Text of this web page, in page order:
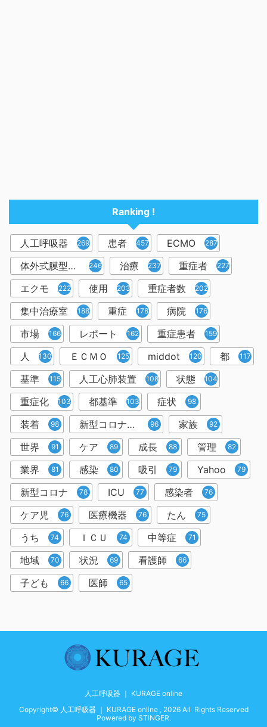
Ranking !
人工呼吸器 2698 患者 457 ECMO 287
体外式膜型人工肺 246 治療 237 重症者 227
エクモ 222 使用 203 重症者数 202
集中治療室 188 重症 178 病院 176
市場 166 レポート 162 重症患者 159
人 130 ＥＣＭＯ 125 middot 120 都 117
基準 115 人工心肺装置 108 状態 104
重症化 103 都基準 103 症状 98
装着 98 新型コロナウイルス 96 家族 92
世界 91 ケア 89 成長 88 管理 82
業界 81 感染 80 吸引 79 Yahoo 79
新型コロナ 78 ICU 77 感染者 76
ケア児 76 医療機器 76 たん 75
うち 74 ＩＣＵ 74 中等症 71
地域 70 状況 69 看護師 66
子ども 66 医師 65
人工呼吸器 ｜ KURAGE online
Copyright© 人工呼吸器 ｜ KURAGE online , 2026 All Rights Reserved
Powered by STINGER.